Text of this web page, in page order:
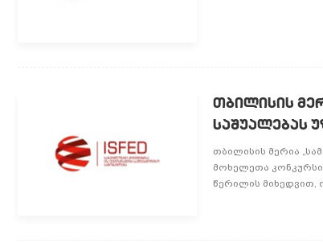
თბილისის
საშუალებას
თბილისის მერია
მოხელეთა
წერილის მიხედვით,